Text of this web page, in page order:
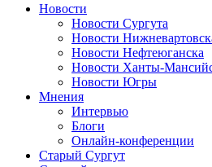
Новости
Новости Сургута
Новости
Новости Нефтеюганска
Новости Ханты-
Новости Югры
Мнения
Интервью
Блоги
Онлайн-конференции
Старый Сургут